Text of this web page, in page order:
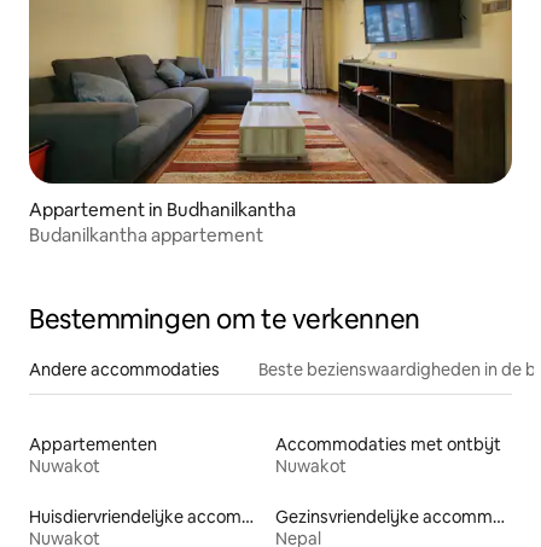
Appartement in Budhanilkantha
Budanilkantha appartement
Bestemmingen om te verkennen
Andere accommodaties Beste bezienswaardigheden in de
Appartementen
Nuwakot
Accommodaties met ontbijt
Nuwakot
Huisdiervriendelijke accommodaties
Nuwakot
Gezinsvriendelijke accommodaties
Nepal